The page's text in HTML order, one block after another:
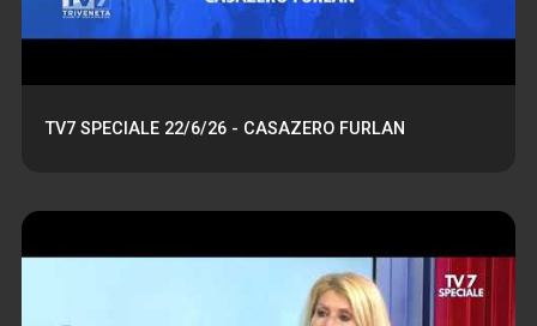
TV7 SPECIALE 22/6/26 - CASAZERO FURLAN